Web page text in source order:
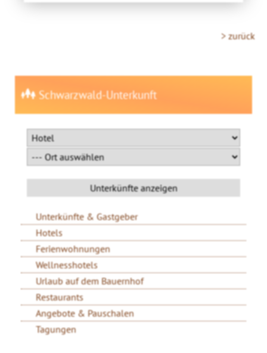
> zurück
Schwarzwald-Unterkunft
Unterkünfte & Gastgeber
Hotels
Ferienwohnungen
Wellnesshotels
Urlaub auf dem Bauernhof
Restaurants
Angebote & Pauschalen
Tagungen